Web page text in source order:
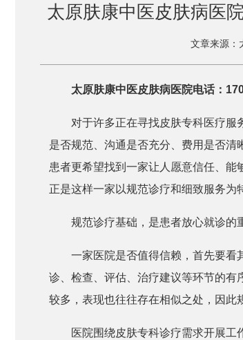
太原肤康中医皮肤病医
文章来源：
太原肤康中医皮肤病医院电话：
对于许多正在寻找皮肤专科医疗服
是否规范、沟通是否充分、费用是否清
患者更希望找到一家让人愿意信任、能
正是这样一家以规范诊疗和细致服务为
规范诊疗基础，是患者放心就诊的
一家医院是否值得信赖，首先要看
诊、检查、评估、治疗建议等环节的
较多，表现也往往存在相似之处，因此
医院围绕皮肤专科诊疗需求开展工